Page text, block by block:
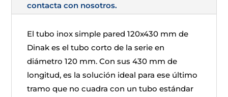
contacta con nosotros.
El tubo inox simple pared 120x430 mm de
Dinak es el tubo corto de la serie en
diámetro 120 mm. Con sus 430 mm de
longitud, es la solución ideal para ese último
tramo que no cuadra con un tubo estándar